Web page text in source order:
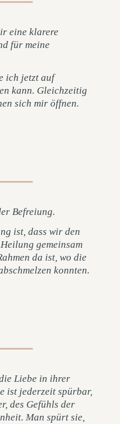
eine klarere
für meine
ich jetzt auf
kann. Gleichzeitig
sich mir öffnen.
Befreiung.
ist, dass wir den
gemeinsam
da ist, wo die
konnten.
Liebe in ihrer
ist jederzeit spürbar,
des Gefühls der
Man spürt sie,